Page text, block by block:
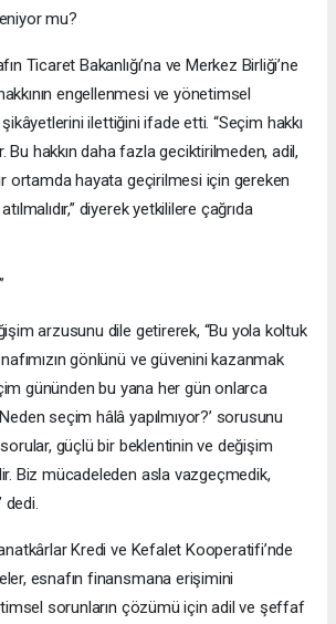
mu?
Ticaret Bakanlığı’na ve Merkez Birliği’ne
engellenmesi ve yönetimsel
ilettiğini ifade etti. “Seçim hakkı
Bu hakkın daha fazla geciktirilmeden, adil,
ortamda hayata geçirilmesi için gereken
diyerek yetkililere çağrıda
arzusunu dile getirerek, “Bu yola koltuk
gönlünü ve güvenini kazanmak
gününden bu yana her gün onlarca
seçim hâlâ yapılmıyor?’ sorusunu
güçlü bir beklentinin ve değişim
Biz mücadeleden asla vazgeçmedik,
Kredi ve Kefalet Kooperatifi’nde
esnafın finansmana erişimini
sorunların çözümü için adil ve şeffaf